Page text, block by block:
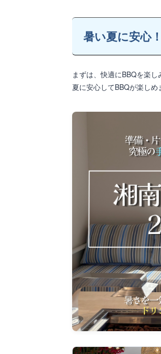
暑い夏に安心
まずは、快適にBBQを楽
夏に安心してBBQが楽しめ